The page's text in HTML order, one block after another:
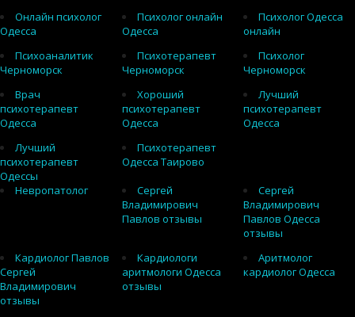
Онлайн психолог
Одесса
Психолог онлайн
Одесса
Психолог Одесса
онлайн
Психоаналитик
Черноморск
Психотерапевт
Черноморск
Психолог
Черноморск
Врач
психотерапевт
Одесса
Хороший
психотерапевт
Одесса
Лучший
психотерапевт
Одесса
Лучший
психотерапевт
Одессы
Психотерапевт
Одесса Таирово
Невропатолог
Сергей
Владимирович
Павлов отзывы
Сергей
Владимирович
Павлов Одесса
отзывы
Кардиолог Павлов
Сергей
Владимирович
отзывы
Кардиологи
аритмологи Одесса
отзывы
Аритмолог
кардиолог Одесса